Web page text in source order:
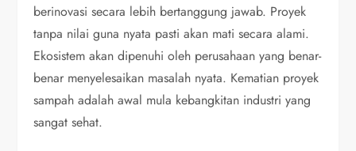
berinovasi secara lebih bertanggung jawab. Proyek
tanpa nilai guna nyata pasti akan mati secara alami.
Ekosistem akan dipenuhi oleh perusahaan yang benar-
benar menyelesaikan masalah nyata. Kematian proyek
sampah adalah awal mula kebangkitan industri yang
sangat sehat.